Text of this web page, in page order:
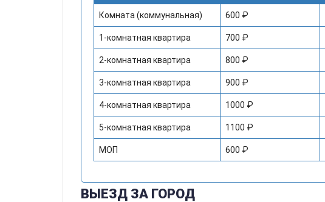
Комната (коммунальная) 600 ₽
1-комнатная квартира 700 ₽
2-комнатная квартира 800 ₽
3-комнатная квартира 900 ₽
4-комнатная квартира 1000 ₽
5-комнатная квартира 1100 ₽
МОП 600 ₽
ВЫЕЗД ЗА ГОРОД